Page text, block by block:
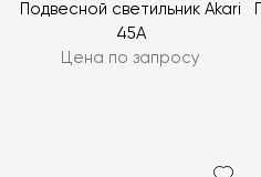
Подвесной светильник Akari
45A
Цена по запросу